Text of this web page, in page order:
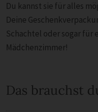
Du kannst sie für alles
Deine
Schachtel oder sogar für
Mädchenzimmer!
Das brauchst